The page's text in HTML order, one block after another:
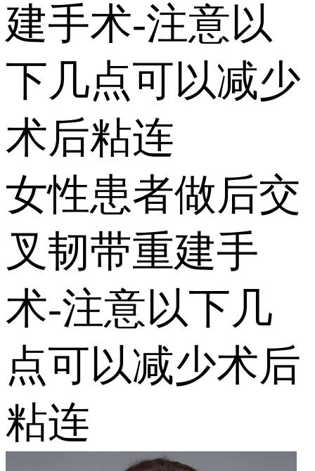
建手术-注意以
下几点可以减少
术后粘连
女性患者做后交
叉韧带重建手
术-注意以下几
点可以减少术后
粘连